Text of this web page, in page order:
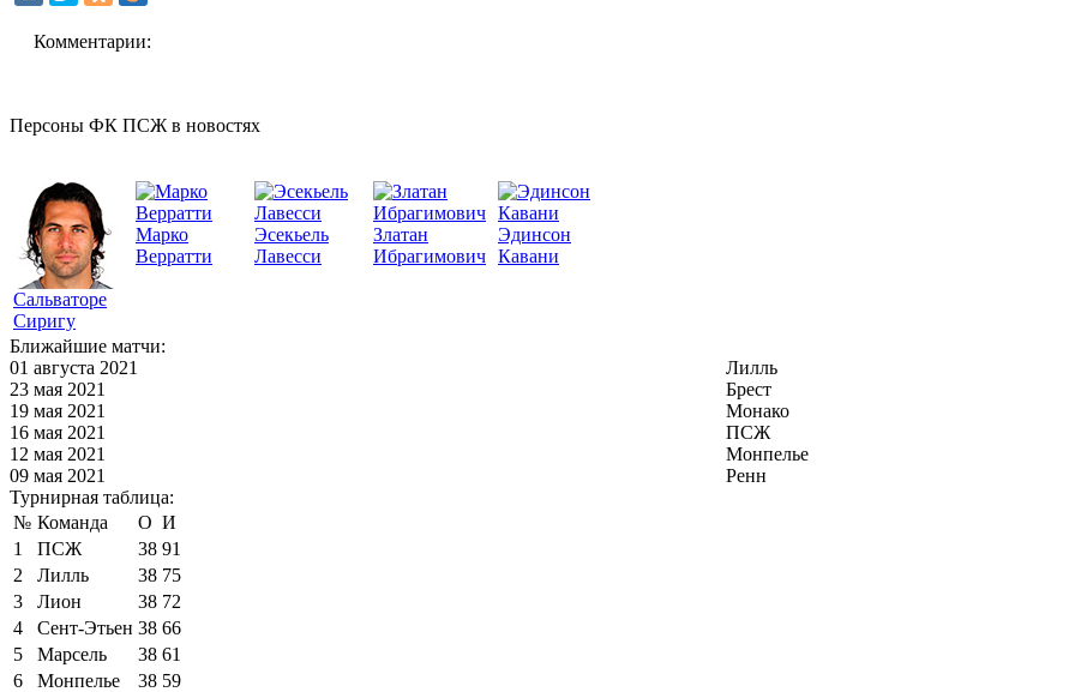
Комментарии:
Персоны ФК ПСЖ в новостях
Сальваторе
Сиригу
Марко
Верратти
Эсекьель
Лавесси
Златан
Ибрагимович
Эдинсон
Кавани
Ближайшие матчи:
01 августа 2021
Лилль
23 мая 2021
Брест
19 мая 2021
Монако
16 мая 2021
ПСЖ
12 мая 2021
Монпелье
09 мая 2021
Ренн
Турнирная таблица:
№ Команда О И
1
ПСЖ 38 91
2
Лилль 38 75
3
Лион 38 72
4
Сент-Этьен 38 66
5
Марсель 38 61
6
Монпелье 38 59